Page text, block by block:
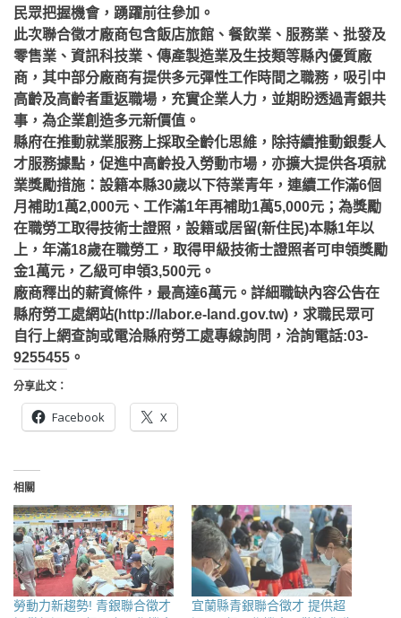
民眾把握機會，踴躍前往參加。
此次聯合徵才廠商包含飯店旅館、餐飲業、服務業、批發及
零售業、資訊科技業、傳產製造業及生技類等縣內優質廠
商，其中部分廠商有提供多元彈性工作時間之職務，吸引中
高齡及高齡者重返職場，充實企業人力，並期盼透過青銀共
事，為企業創造多元新價值。
縣府在推動就業服務上採取全齡化思維，除持續推動銀髮人
才服務據點，促進中高齡投入勞動市場，亦擴大提供各項就
業獎勵措施：設籍本縣30歲以下待業青年，連續工作滿6個
月補助1萬2,000元、工作滿1年再補助1萬5,000元；為獎勵
在職勞工取得技術士證照，設籍或居留(新住民)本縣1年以
上，年滿18歲在職勞工，取得甲級技術士證照者可申領獎勵
金1萬元，乙級可申領3,500元。
廠商釋出的薪資條件，最高達6萬元。詳細職缺內容公告在
縣府勞工處網站(http://labor.e-land.gov.tw)，求職民眾可
自行上網查詢或電洽縣府勞工處專線詢問，洽詢電話:03-
9255455。
分享此文：
Facebook X
相關
勞動力新趨勢! 青銀聯合徵才
宜蘭縣青銀聯合徵才 提供超